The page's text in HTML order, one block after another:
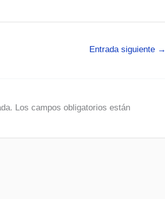
Entrada siguiente →
Los campos obligatorios están